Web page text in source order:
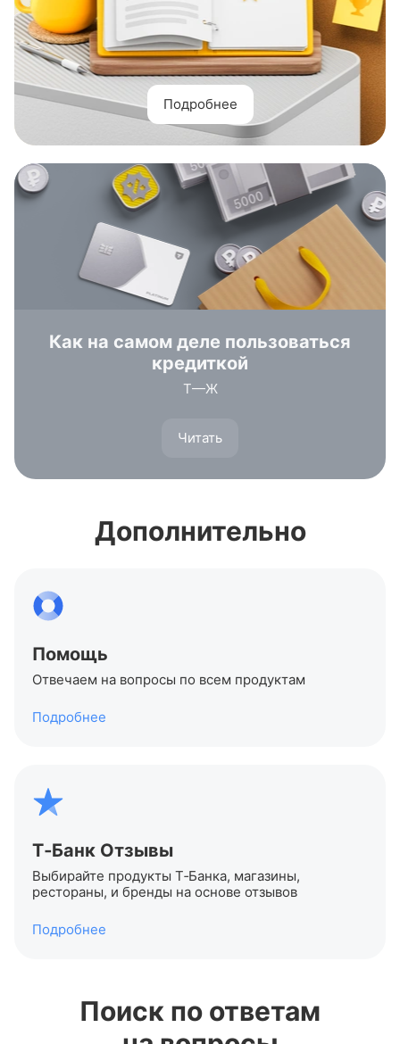
Подробнее
Как на самом деле пользоваться
кредиткой
Т—Ж
Читать
Дополнительно
Помощь
Отвечаем на вопросы по всем продуктам
Подробнее
Т‑Банк Отзывы
Выбирайте продукты Т‑Банка, магазины,
рестораны, и бренды на основе отзывов
Подробнее
Поиск по ответам